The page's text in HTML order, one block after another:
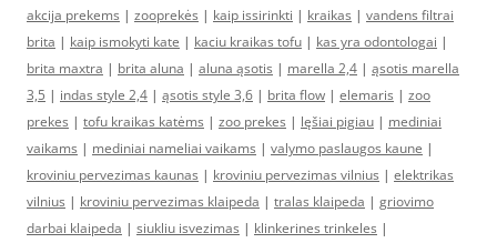
akcija prekems | zooprekės | kaip issirinkti | kraikas | vandens filtrai
brita | kaip ismokyti kate | kaciu kraikas tofu | kas yra odontologai |
brita maxtra | brita aluna | aluna ąsotis | marella 2,4 | ąsotis marella
3,5 | indas style 2,4 | ąsotis style 3,6 | brita flow | elemaris | zoo
prekes | tofu kraikas katėms | zoo prekes | lęšiai pigiau | mediniai
vaikams | mediniai nameliai vaikams | valymo paslaugos kaune |
kroviniu pervezimas kaunas | kroviniu pervezimas vilnius | elektrikas
vilnius | kroviniu pervezimas klaipeda | tralas klaipeda | griovimo
darbai klaipeda | siukliu isvezimas | klinkerines trinkeles |